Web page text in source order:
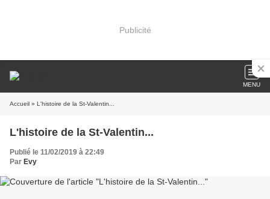
Publicité
MENU
Accueil » L'histoire de la St-Valentin...
L'histoire de la St-Valentin...
Publié le 11/02/2019 à 22:49
Par Evy